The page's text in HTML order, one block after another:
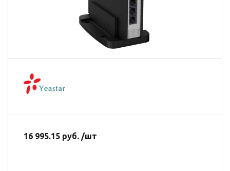
16 995.15 руб. /шт